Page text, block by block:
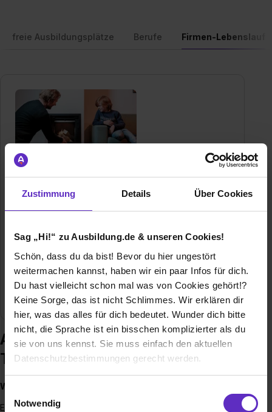
Zustimmung Details Über Cookies
Sag „Hi!“ zu Ausbildung.de & unseren Cookies!
Schön, dass du da bist! Bevor du hier ungestört
weitermachen kannst, haben wir ein paar Infos für dich.
Du hast vielleicht schon mal was von Cookies gehört!?
Keine Sorge, das ist nicht Schlimmes. Wir erklären dir
hier, was das alles für dich bedeutet. Wunder dich bitte
nicht, die Sprache ist ein bisschen komplizierter als du
sie von uns kennst. Sie muss einfach den aktuellen
Datenschutzbestimmungen gerecht werden.
Notwendig
freie Ausbildungsplätze Berufe Firmen-Lebenslauf
91233 Neunkirchen am Sand
09153 9262-13
Gründungsjahr 1856
Mitarbeiter 120
Ausbildung bei Wolfshöher
Tonwerke GmbH & Co. KG
Wir heizen richtig ein
Ein Holzofen im Wohnzimmer ist nicht nur gemütlich – mit ihm